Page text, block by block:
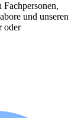
und unseren
oder